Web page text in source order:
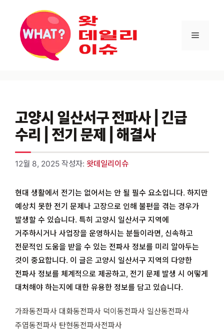
건너뛰기
메뉴
고양시 일산서구 전파사 | 긴급
수리 | 전기 문제 | 해결사
12월 8, 2025 작성자: 왓데일리이슈
현대 생활에서 전기는 없어서는 안 될 필수 요소입니다. 하지만
예상치 못한 전기 문제나 고장으로 인해 불편을 겪는 경우가
발생할 수 있습니다. 특히 고양시 일산서구 지역에
거주하시거나 사업장을 운영하시는 분들이라면, 신속하고
전문적인 도움을 받을 수 있는 전파사 정보를 미리 알아두는
것이 중요합니다. 이 글은 고양시 일산서구 지역의 다양한
전파사 정보를 체계적으로 제공하고, 전기 문제 발생 시 어떻게
대처해야 하는지에 대한 유용한 정보를 담고 있습니다.
가좌동전파사 대화동전파사 덕이동전파사 일산동전파사
주엽동전파사 탄현동전파사전파사